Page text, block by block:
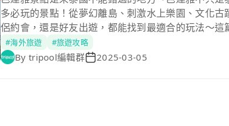
多必玩的景點！從夢幻離島、刺激水上樂園、文化
侶約會，還是好友出遊，都能找到最適合的玩法～這
薦，還有最輕鬆的交通方式，讓你不用煩惱怎麼移動
#海外旅遊 #旅遊攻略
By tripool編輯群 2025-03-05